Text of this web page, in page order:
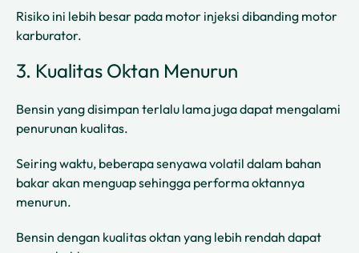
Risiko ini lebih besar pada motor injeksi dibanding motor
karburator.
3. Kualitas Oktan Menurun
Bensin yang disimpan terlalu lama juga dapat mengalami
penurunan kualitas.
Seiring waktu, beberapa senyawa volatil dalam bahan
bakar akan menguap sehingga performa oktannya
menurun.
Bensin dengan kualitas oktan yang lebih rendah dapat